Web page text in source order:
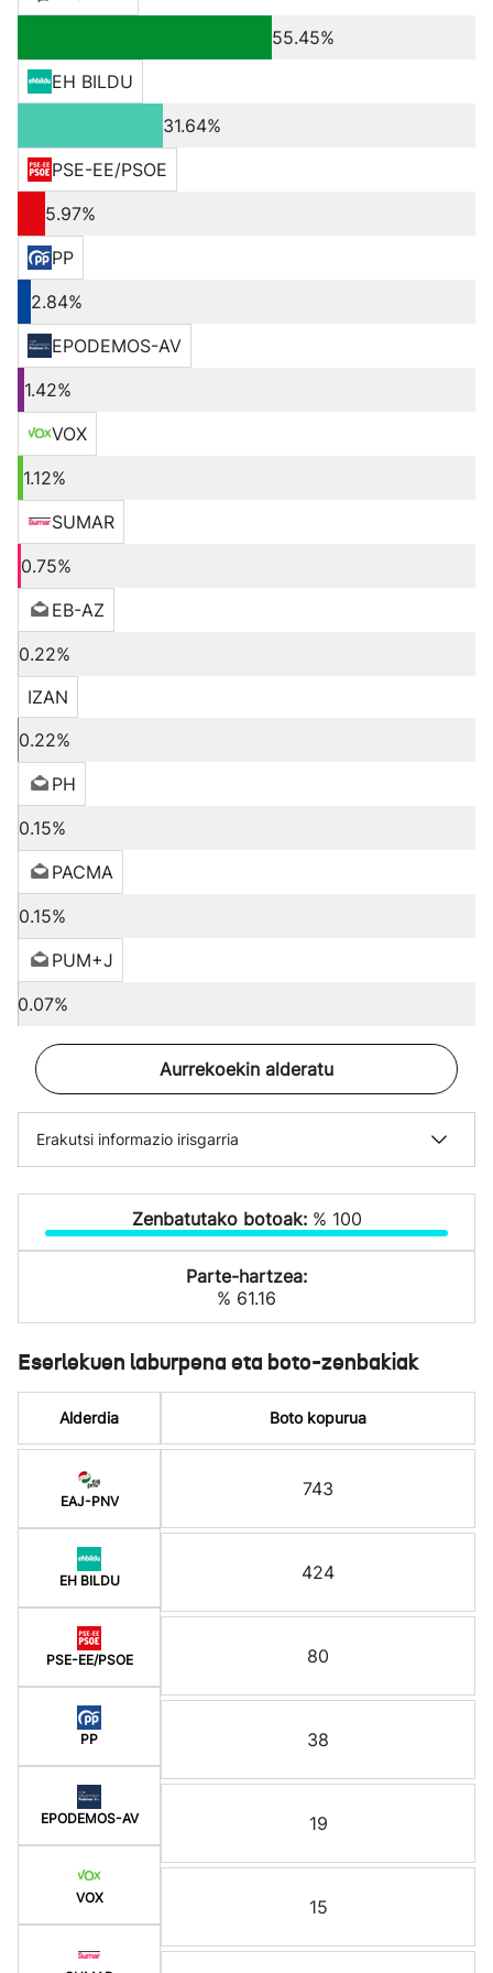
55.45%
EH BILDU
31.64%
PSE-EE/PSOE
5.97%
PP
2.84%
EPODEMOS-AV
1.42%
VOX
1.12%
SUMAR
0.75%
EB-AZ
0.22%
IZAN
0.22%
PH
0.15%
PACMA
0.15%
PUM+J
0.07%
Aurrekoekin alderatu
Erakutsi informazio irisgarria
Zenbatutako botoak: % 100
Parte-hartzea:
% 61.16
Eserlekuen laburpena eta boto-zenbakiak
Alderdia
EAJ-PNV
EH BILDU
PSE-EE/PSOE
PP
EPODEMOS-AV
VOX
Boto kopurua
743
424
80
38
19
15